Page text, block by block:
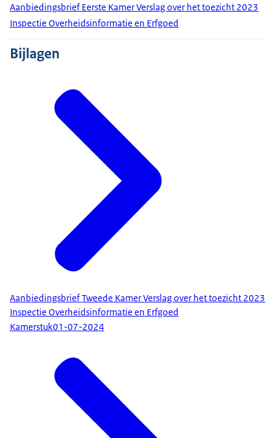
Aanbiedingsbrief Eerste Kamer Verslag over het toezicht 2023
Inspectie Overheidsinformatie en Erfgoed
Bijlagen
Aanbiedingsbrief Tweede Kamer Verslag over het toezicht 2023
Inspectie Overheidsinformatie en Erfgoed
Kamerstuk01-07-2024